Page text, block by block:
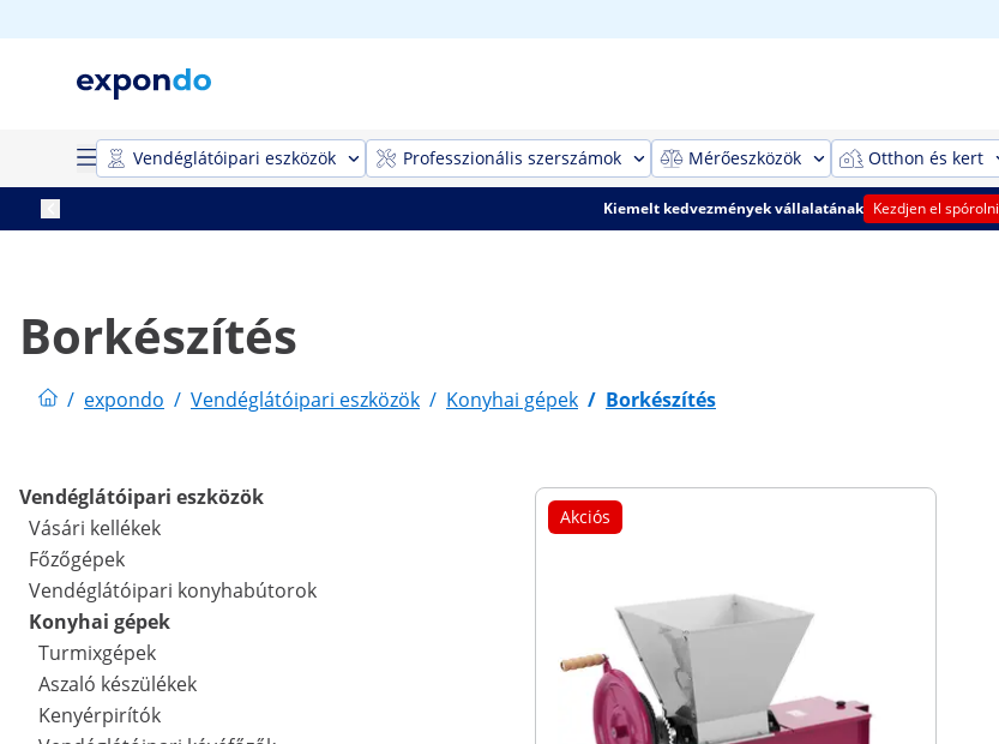
Vendéglátóipari eszközök Professzionális szerszámok Mérőeszközök Otthon és kert
Kiemelt kedvezmények vállalatának Kezdjen el spórolni
Borkészítés
/ expondo / Vendéglátóipari eszközök / Konyhai gépek / Borkészítés
Vendéglátóipari eszközök
Vásári kellékek
Főzőgépek
Vendéglátóipari konyhabútorok
Konyhai gépek
Turmixgépek
Aszaló készülékek
Kenyérpirítók
Akciós